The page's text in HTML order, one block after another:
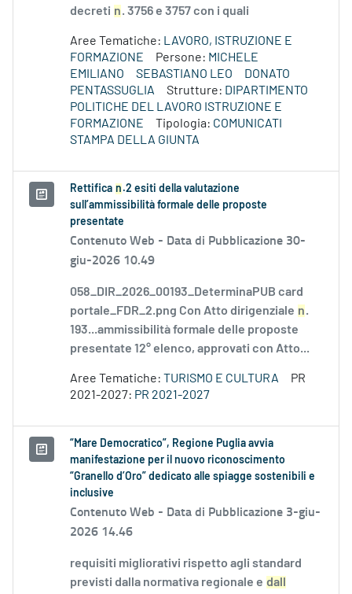
decreti n. 3756 e 3757 con i quali
Aree Tematiche: LAVORO, ISTRUZIONE E
FORMAZIONE
Persone: MICHELE
EMILIANO
SEBASTIANO LEO
DONATO
PENTASSUGLIA
Strutture: DIPARTIMENTO
POLITICHE DEL LAVORO ISTRUZIONE E
FORMAZIONE
Tipologia: COMUNICATI
STAMPA DELLA GIUNTA
Rettifica n .2 esiti della valutazione
sull’ammissibilità formale delle proposte
presentate
Contenuto Web - Data di Pubblicazione 30-
giu-2026 10.49
058_DIR_2026_00193_DeterminaPUB card
portale_FDR_2.png Con Atto dirigenziale n.
193...ammissibilità formale delle proposte
presentate 12° elenco, approvati con Atto...
Aree Tematiche: TURISMO E CULTURA
PR
2021-2027: PR 2021-2027
“Mare Democratico”, Regione Puglia avvia
manifestazione per il nuovo riconoscimento
“Granello d’Oro” dedicato alle spiagge sostenibili e
inclusive
Contenuto Web - Data di Pubblicazione 3-giu-
2026 14.46
requisiti migliorativi rispetto agli standard
previsti dalla normativa regionale e dall